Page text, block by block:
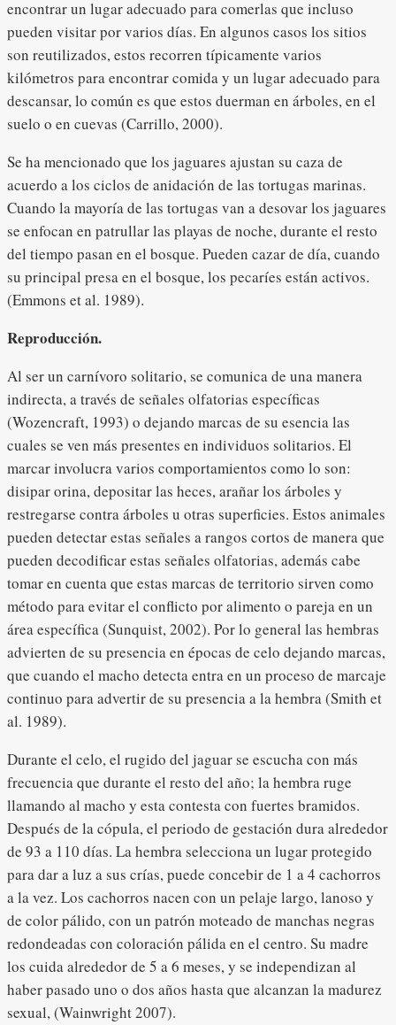
encontrar un lugar adecuado para comerlas que incluso
pueden visitar por varios días. En algunos casos los sitios
son reutilizados, estos recorren típicamente varios
kilómetros para encontrar comida y un lugar adecuado para
descansar, lo común es que estos duerman en árboles, en el
suelo o en cuevas (Carrillo, 2000).
Se ha mencionado que los jaguares ajustan su caza de
acuerdo a los ciclos de anidación de las tortugas marinas.
Cuando la mayoría de las tortugas van a desovar los jaguares
se enfocan en patrullar las playas de noche, durante el resto
del tiempo pasan en el bosque. Pueden cazar de día, cuando
su principal presa en el bosque, los pecaríes están activos.
(Emmons et al. 1989).
Reproducción.
Al ser un carnívoro solitario, se comunica de una manera
indirecta, a través de señales olfatorias específicas
(Wozencraft, 1993) o dejando marcas de su esencia las
cuales se ven más presentes en individuos solitarios. El
marcar involucra varios comportamientos como lo son:
disipar orina, depositar las heces, arañar los árboles y
restregarse contra árboles u otras superficies. Estos animales
pueden detectar estas señales a rangos cortos de manera que
pueden decodificar estas señales olfatorias, además cabe
tomar en cuenta que estas marcas de territorio sirven como
método para evitar el conflicto por alimento o pareja en un
área específica (Sunquist, 2002). Por lo general las hembras
advierten de su presencia en épocas de celo dejando marcas,
que cuando el macho detecta entra en un proceso de marcaje
continuo para advertir de su presencia a la hembra (Smith et
al. 1989).
Durante el celo, el rugido del jaguar se escucha con más
frecuencia que durante el resto del año; la hembra ruge
llamando al macho y esta contesta con fuertes bramidos.
Después de la cópula, el periodo de gestación dura alrededor
de 93 a 110 días. La hembra selecciona un lugar protegido
para dar a luz a sus crías, puede concebir de 1 a 4 cachorros
a la vez. Los cachorros nacen con un pelaje largo, lanoso y
de color pálido, con un patrón moteado de manchas negras
redondeadas con coloración pálida en el centro. Su madre
los cuida alrededor de 5 a 6 meses, y se independizan al
haber pasado uno o dos años hasta que alcanzan la madurez
sexual, (Wainwright 2007).